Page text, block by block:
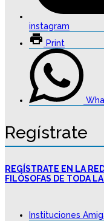
instagram
Print
Regístrate
REGÍSTRATE EN LA
FILÓSOFAS DE TODA
Instituciones